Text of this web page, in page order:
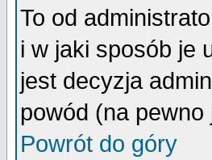
To od
i w jaki sposób je
jest decyzja
powód (na pewno
Powrót do góry